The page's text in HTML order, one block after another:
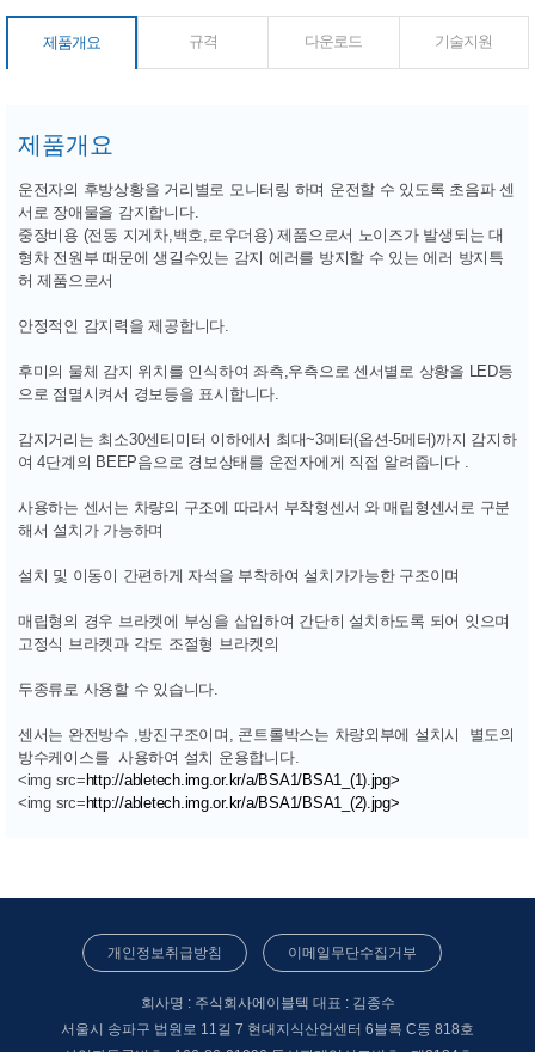
제품개요 규격 다운로드 기술지원
제품개요
운전자의 후방상황을 거리별로 모니터링 하며 운전할 수 있도록 초음파 센
서로 장애물을 감지합니다.
중장비용 (전동 지게차,백호,로우더용) 제품으로서 노이즈가 발생되는 대
형차 전원부 때문에 생길수있는 감지 에러를 방지할 수 있는 에러 방지특
허 제품으로서
안정적인 감지력을 제공합니다.
후미의 물체 감지 위치를 인식하여 좌측,우측으로 센서별로 상황을 LED등
으로 점멸시켜서 경보등을 표시합니다.
감지거리는 최소30센티미터 이하에서 최대~3메터(옵션-5메터)까지 감지하
여 4단계의 BEEP음으로 경보상태를 운전자에게 직접 알려줍니다 .
사용하는 센서는 차량의 구조에 따라서 부착형센서 와 매립형센서로 구분
해서 설치가 가능하며
설치 및 이동이 간편하게 자석을 부착하여 설치가가능한 구조이며
매립형의 경우 브라켓에 부싱을 삽입하여 간단히 설치하도록 되어 잇으며
고정식 브라켓과 각도 조절형 브라켓의
두종류로 사용할 수 있습니다.
센서는 완전방수 ,방진구조이며, 콘트롤박스는 차량외부에 설치시 별도의
방수케이스를 사용하여 설치 운용합니다.
<img src=http://abletech.img.or.kr/a/BSA1/BSA1_(1).jpg>
<img src=http://abletech.img.or.kr/a/BSA1/BSA1_(2).jpg>
개인정보취급방침 이메일무단수집거부
회사명 : 주식회사에이블텍 대표 : 김종수
서울시 송파구 법원로 11길 7 현대지식산업센터 6블록 C동 818호